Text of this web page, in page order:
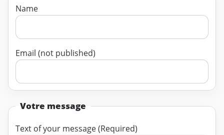
Name
Email (not published)
Votre message
Text of your message (Required)